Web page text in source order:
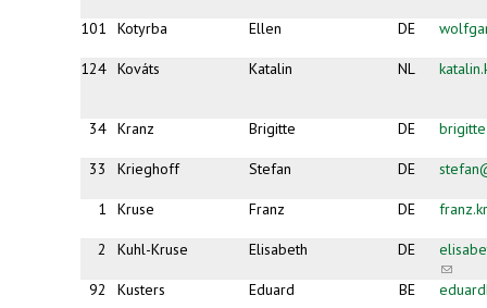
101 Kotyrba Ellen DE
124 Kováts Katalin NL
34 Kranz Brigitte DE
33 Krieghoff Stefan DE
1 Kruse Franz DE
2 Kuhl-Kruse Elisabeth DE
(link
sends
92 Kusters Eduard BE